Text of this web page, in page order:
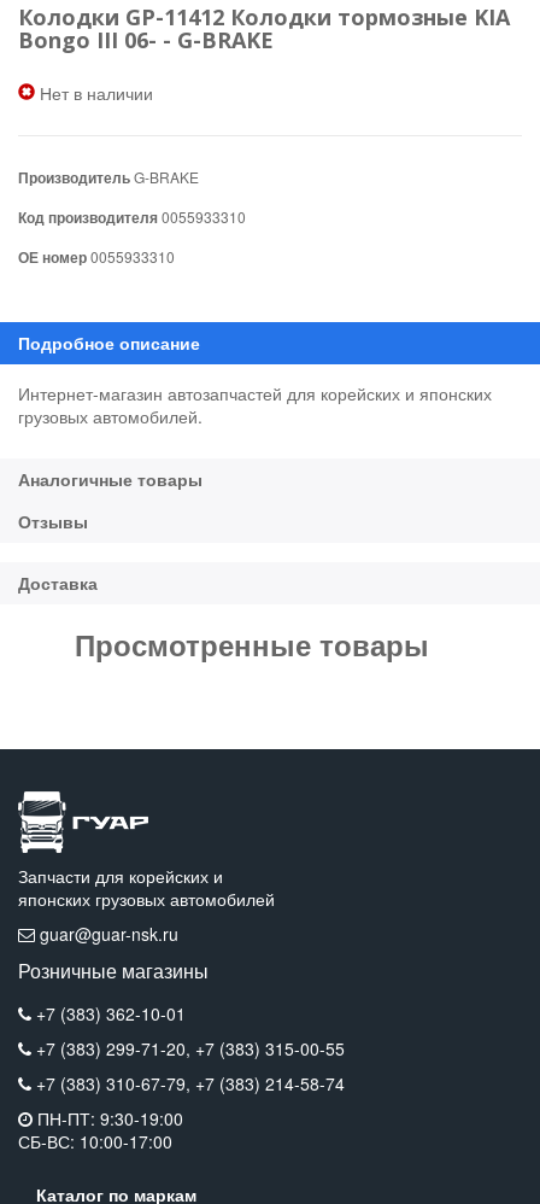
Колодки GP-11412 Колодки тормозные KIA
Bongo III 06- - G-BRAKE
Нет в наличии
ПроизводительG-BRAKE
Код производителя0055933310
ОЕ номер0055933310
Интернет-магазин автозапчастей для корейских и японских
грузовых автомобилей.
Просмотренные товары
Запчасти для корейских и
японских грузовых автомобилей
guar@guar-nsk.ru
Розничные магазины
+7 (383) 362-10-01
+7 (383) 299-71-20, +7 (383) 315-00-55
+7 (383) 310-67-79, +7 (383) 214-58-74
ПН-ПТ: 9:30-19:00
СБ-ВС: 10:00-17:00
Каталог по маркам